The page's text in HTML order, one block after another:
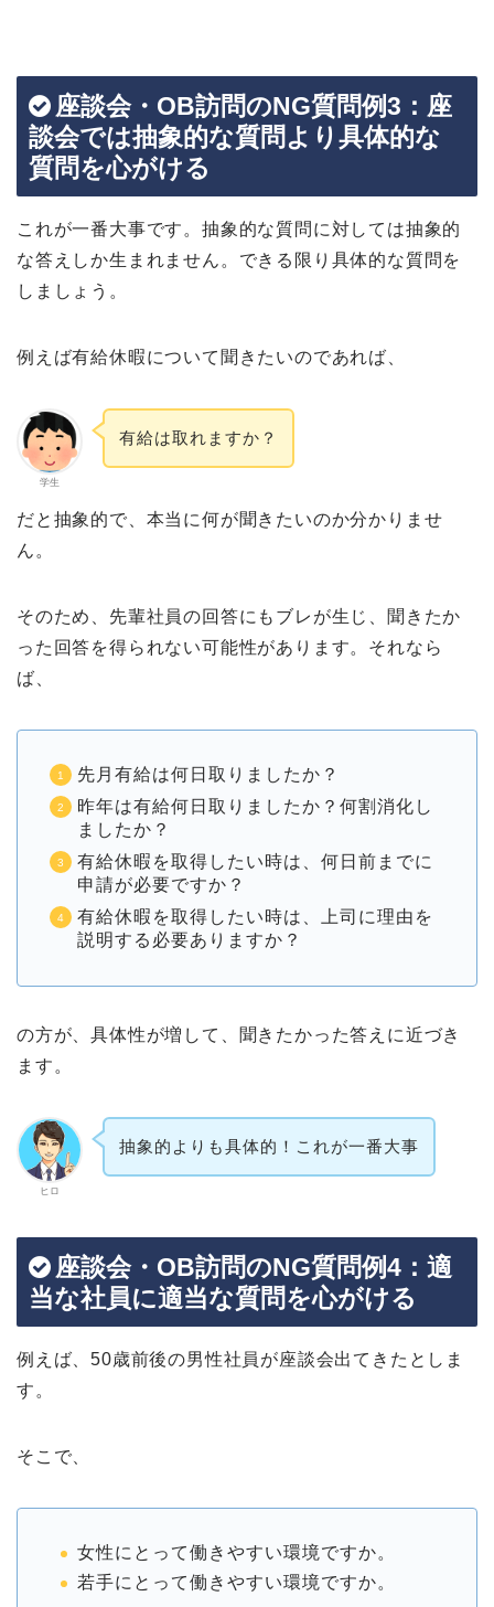
座談会・OB訪問のNG質問例3：座
談会では抽象的な質問より具体的な
質問を心がける
これが一番大事です。抽象的な質問に対しては抽象的
な答えしか生まれません。できる限り具体的な質問を
しましょう。
例えば有給休暇について聞きたいのであれば、
学生
有給は取れますか？
だと抽象的で、本当に何が聞きたいのか分かりませ
ん。
そのため、先輩社員の回答にもブレが生じ、聞きたか
った回答を得られない可能性があります。それなら
ば、
先月有給は何日取りましたか？
昨年は有給何日取りましたか？何割消化し
ましたか？
有給休暇を取得したい時は、何日前までに
申請が必要ですか？
有給休暇を取得したい時は、上司に理由を
説明する必要ありますか？
の方が、具体性が増して、聞きたかった答えに近づき
ます。
ヒロ
抽象的よりも具体的！これが一番大事
座談会・OB訪問のNG質問例4：適
当な社員に適当な質問を心がける
例えば、50歳前後の男性社員が座談会出てきたとしま
す。
そこで、
女性にとって働きやすい環境ですか。
若手にとって働きやすい環境ですか。